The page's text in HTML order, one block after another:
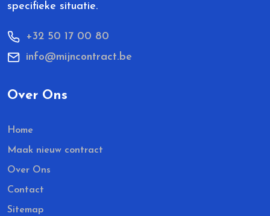
specifieke situatie.
+32 50 17 00 80
info@mijncontract.be
Over Ons
Home
Maak nieuw contract
Over Ons
Contact
Sitemap